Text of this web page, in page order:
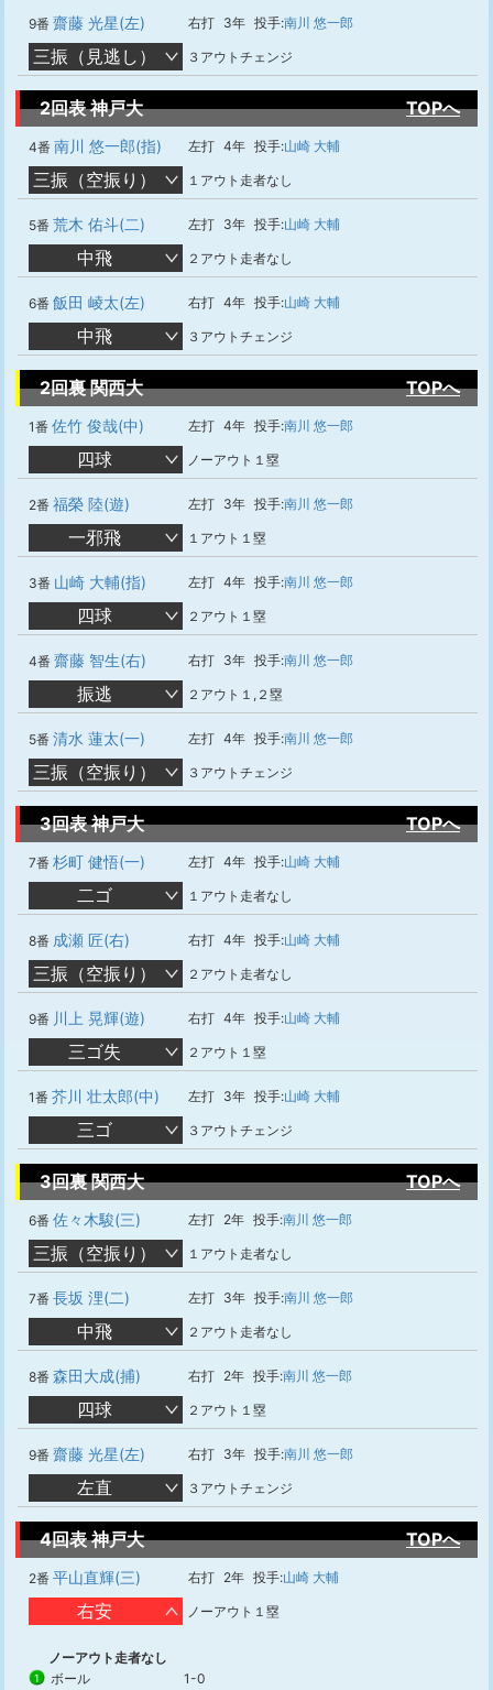
9番 齋藤 光星(左) 右打 3年 投手:南川 悠一郎
三振（見逃し） ３アウトチェンジ
2回表 神戸大 TOPへ
4番 南川 悠一郎(指) 左打 4年 投手:山崎 大輔
三振（空振り） １アウト走者なし
5番 荒木 佑斗(二) 左打 3年 投手:山崎 大輔
中飛 ２アウト走者なし
6番 飯田 崚太(左) 右打 4年 投手:山崎 大輔
中飛 ３アウトチェンジ
2回裏 関西大 TOPへ
1番 佐竹 俊哉(中) 左打 4年 投手:南川 悠一郎
四球 ノーアウト１塁
2番 福榮 陸(遊) 左打 3年 投手:南川 悠一郎
一邪飛 １アウト１塁
3番 山崎 大輔(指) 左打 4年 投手:南川 悠一郎
四球 ２アウト１塁
4番 齋藤 智生(右) 右打 3年 投手:南川 悠一郎
振逃 ２アウト１,２塁
5番 清水 蓮太(一) 左打 4年 投手:南川 悠一郎
三振（空振り） ３アウトチェンジ
3回表 神戸大 TOPへ
7番 杉町 健悟(一) 左打 4年 投手:山崎 大輔
二ゴ １アウト走者なし
8番 成瀬 匠(右) 右打 4年 投手:山崎 大輔
三振（空振り） ２アウト走者なし
9番 川上 晃輝(遊) 右打 4年 投手:山崎 大輔
三ゴ失 ２アウト１塁
1番 芥川 壮太郎(中) 左打 3年 投手:山崎 大輔
三ゴ ３アウトチェンジ
3回裏 関西大 TOPへ
6番 佐々木駿(三) 左打 2年 投手:南川 悠一郎
三振（空振り） １アウト走者なし
7番 長坂 浬(二) 左打 3年 投手:南川 悠一郎
中飛 ２アウト走者なし
8番 森田大成(捕) 右打 2年 投手:南川 悠一郎
四球 ２アウト１塁
9番 齋藤 光星(左) 右打 3年 投手:南川 悠一郎
左直 ３アウトチェンジ
4回表 神戸大 TOPへ
2番 平山直輝(三) 右打 2年 投手:山崎 大輔
右安 ノーアウト１塁
ノーアウト走者なし
1 ボール 1-0